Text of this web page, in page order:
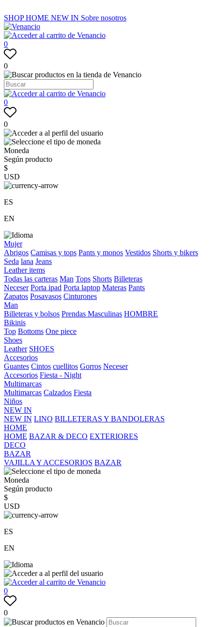
SHOPHOME NEW IN Sobre nosotros
0
0
0
0
Moneda
Según producto
$
USD
ES
EN
Mujer
Abrigos Camisas y tops Pants y monos Vestidos Shorts y bikers
Seda lana Jeans
Leather items
Todas las carteras Man Tops Shorts Billeteras
Neceser Porta ipad Porta laptop Materas Pants
Zapatos Posavasos Cinturones
Man
Billeteras y bolsos Prendas Masculinas HOMBRE
Bikinis
Top Bottoms One piece
Shoes
Leather SHOES
Accesorios
Guantes Cintos cuellitos Gorros Neceser
Accesorios Fiesta - Night
Multimarcas
Multimarcas Calzados Fiesta
Niños
NEW IN
NEW IN LINO BILLETERAS Y BANDOLERAS
HOME
HOME BAZAR & DECO EXTERIORES
DECO
BAZAR
VAJILLA Y ACCESORIOS BAZAR
Moneda
Según producto
$
USD
ES
EN
0
0